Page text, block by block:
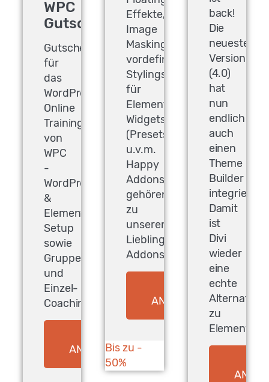
WPC
Gutschein
Gutschein
für
das
WordPress
Online
Training
von
WPC
-
WordPress
&
Elementor
Setup
sowie
Gruppen-
und
Einzel-
Coaching!
ANGEBOT*
Effekte,
Image
Masking,
vordefinierte
Stylings
für
Elementor
Widgets
(Presets)
u.v.m.
Happy
Addons
gehören
zu
unseren
Lieblings-
Addons.
ANGEBOT*
Bis zu -
50%
back!
Die
neueste
Version
(4.0)
hat
nun
endlich
auch
einen
Theme
Builder
integriert.
Damit
ist
Divi
wieder
eine
echte
Alternative
zu
Elementor!